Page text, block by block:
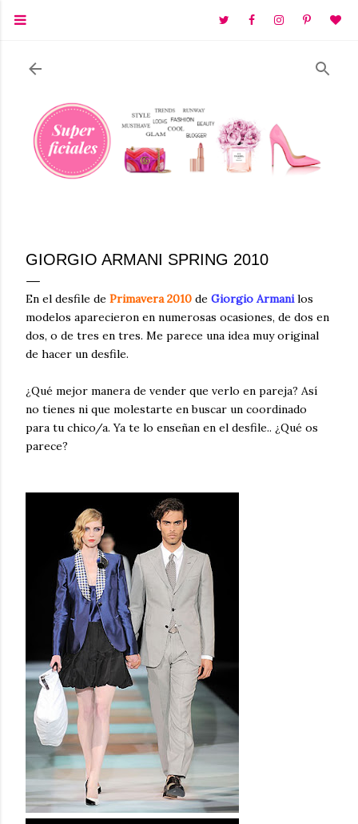
Ir al contenido principal
GIORGIO ARMANI SPRING 2010
En el desfile de Primavera 2010 de Giorgio Armanilos
modelos aparecieron en numerosas ocasiones, de dos en
dos, o de tres en tres. Me parece una idea muy original
de hacer un desfile.
¿Qué mejor manera de vender que verlo en pareja? Así
no tienes ni que molestarte en buscar un coordinado
para tu chico/a. Ya te lo enseñan en el desfile.. ¿Qué os
parece?